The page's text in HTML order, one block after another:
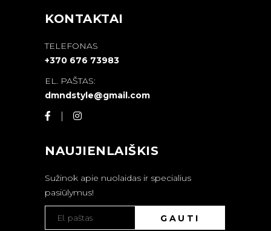
KONTAKTAI
TELEFONAS
+370 676 73983
EL. PAŠTAS:
dmndstyle@gmail.com
NAUJIENLAIŠKIS
Sužinok apie nuolaidas ir specialius
pasiūlymus!